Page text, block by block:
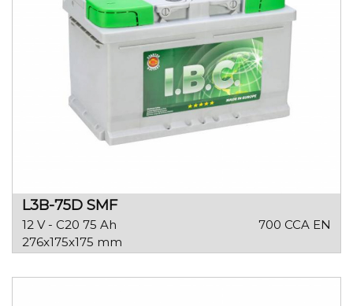
L3B-75D SMF
12 V - C20 75 Ah
700 CCA EN
276x175x175 mm